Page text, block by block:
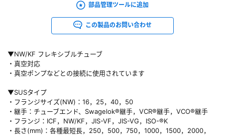
▼NW/KF フレキシブルチューブ
・真空対応
・真空ポンプなどとの接続に使用されています
▼SUSタイプ
・フランジサイズ(NW)：16，25，40，50
・継手：チューブエンド、Swagelok®継手，VCR®継手，VCO®継手
・フランジ：ICF，NW/KF，JIS-VF，JIS-VG，ISO-®K
・長さ(mm)：各種最短長，250，500，750，1000，1500，2000，
部品管理ツールに追加
この製品のお問い合わせ